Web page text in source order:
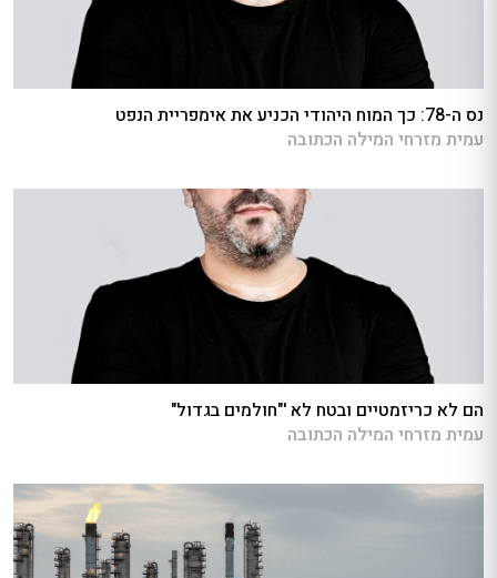
נס ה-78: כך המוח היהודי הכניע את אימפריית הנפט
עמית מזרחי המילה הכתובה
הם לא כריזמטיים ובטח לא '"חולמים בגדול"
עמית מזרחי המילה הכתובה